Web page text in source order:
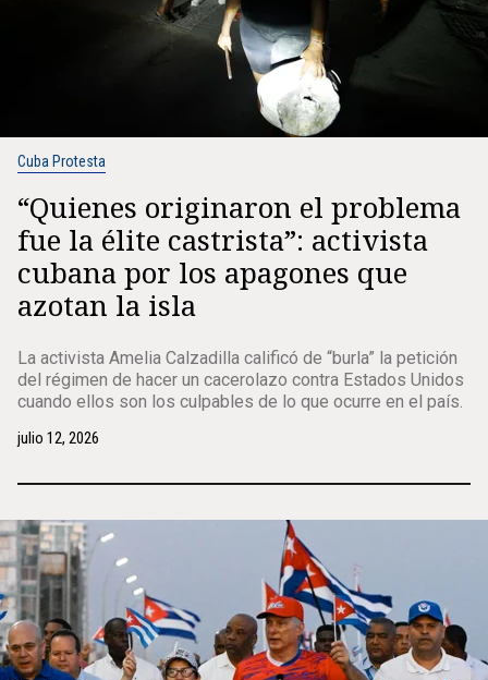
Cuba Protesta
“Quienes originaron el problema
fue la élite castrista”: activista
cubana por los apagones que
azotan la isla
La activista Amelia Calzadilla calificó de “burla” la petición
del régimen de hacer un cacerolazo contra Estados Unidos
cuando ellos son los culpables de lo que ocurre en el país.
julio 12, 2026